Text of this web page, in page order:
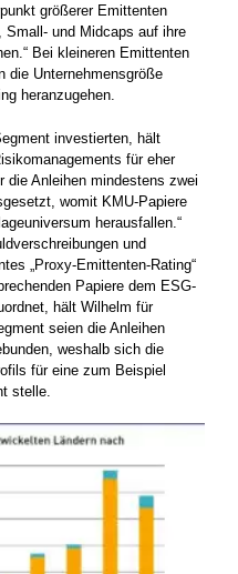
größerer Emittenten
und Midcaps auf ihre
Bei kleineren Emittenten
die Unternehmensgröße
heranzugehen.
investierten, hält
für eher
die Anleihen mindestens zwei
womit KMU-Papiere
herausfallen.“
und
„Proxy-Emittenten-Rating“
Papiere dem ESG-
hält Wilhelm für
seien die Anleihen
weshalb sich die
für eine zum Beispiel
stelle.